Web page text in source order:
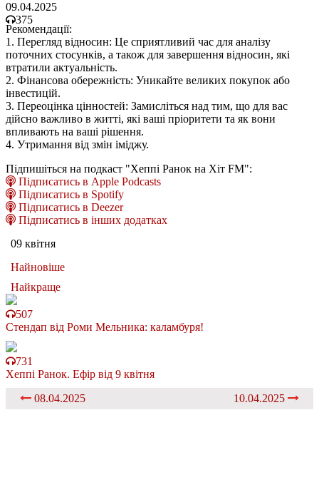
09.04.2025
375
Рекомендації:
1. Перегляд відносин: Це сприятливий час для аналізу
поточних стосунків, а також для завершення відносин, які
втратили актуальність. ​
2. Фінансова обережність: Уникайте великих покупок або
інвестицій.
3. Переоцінка цінностей: Замисліться над тим, що для вас
дійсно важливо в житті, які ваші пріоритети та як вони
впливають на ваші рішення. ​
4. Утримання від змін іміджу.
Підпишіться на подкаст "Хеппі Ранок на Хіт FM":
Підписатись в Apple Podcasts
Підписатись в Spotify
Підписатись в Deezer
Підписатись в інших додатках
09 квітня
Найновіше
Найкраще
507
Стендап від Роми Мельника: каламбуря!
731
Хеппі Ранок. Ефір від 9 квітня
08.04.2025
10.04.2025